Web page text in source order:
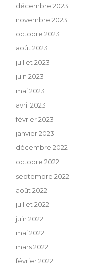
décembre 2023
novembre 2023
octobre 2023
août 2023
juillet 2023
juin 2023
mai 2023
avril 2023
février 2023
janvier 2023
décembre 2022
octobre 2022
septembre 2022
août 2022
juillet 2022
juin 2022
mai 2022
mars 2022
février 2022